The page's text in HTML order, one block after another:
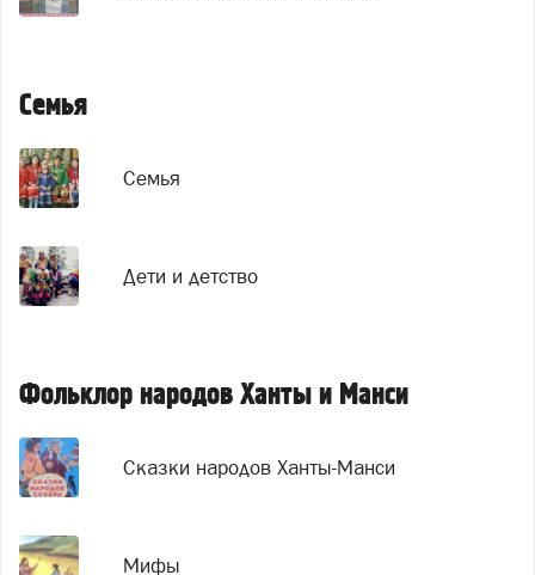
Семья
Семья
Дети и детство
Фольклор народов Ханты и Манси
Сказки народов Ханты-Манси
Мифы